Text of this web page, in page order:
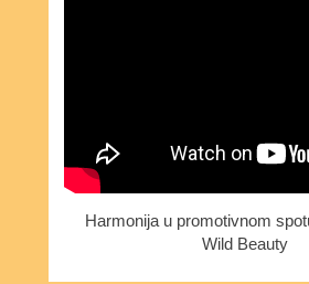
Harmonija u promotivnom
Wild Beauty